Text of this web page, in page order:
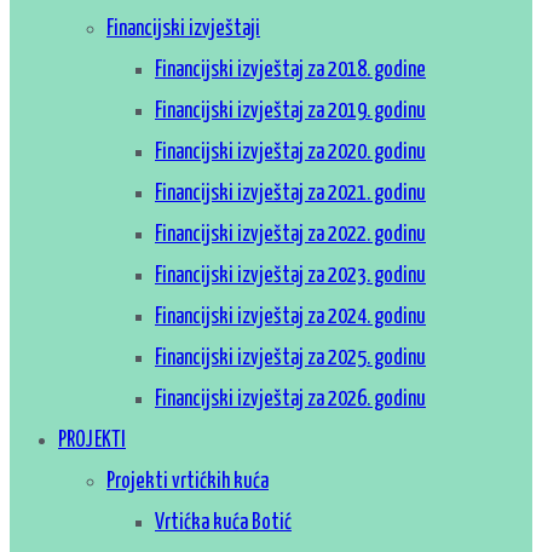
Financijski izvještaji
Financijski izvještaj za 2018. godine
Financijski izvještaj za 2019. godinu
Financijski izvještaj za 2020. godinu
Financijski izvještaj za 2021. godinu
Financijski izvještaj za 2022. godinu
Financijski izvještaj za 2023. godinu
Financijski izvještaj za 2024. godinu
Financijski izvještaj za 2025. godinu
Financijski izvještaj za 2026. godinu
PROJEKTI
Projekti vrtićkih kuća
Vrtićka kuća Botić